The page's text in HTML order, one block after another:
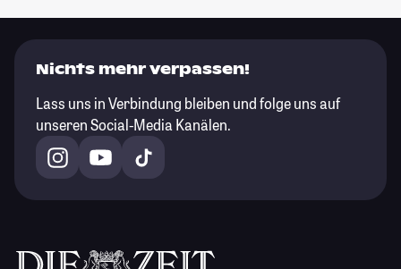
Nichts mehr verpassen!
Lass uns in Verbindung bleiben und folge uns auf
unseren Social-Media Kanälen.